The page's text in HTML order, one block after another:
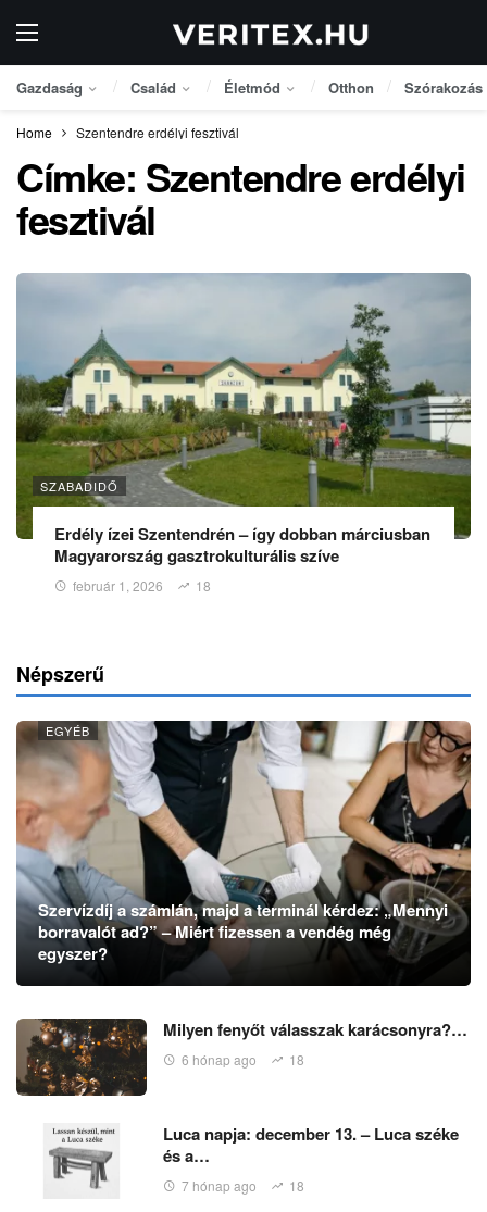
Gazdaság Család Életmód Otthon Szórakozás
Home Szentendre erdélyi fesztivál
Címke: Szentendre erdélyi
fesztivál
SZABADIDŐ
Erdély ízei Szentendrén – így dobban márciusban
Magyarország gasztrokulturális szíve
február 1, 2026 18
Népszerű
EGYÉB
Szervízdíj a számlán, majd a terminál kérdez: „Mennyi
borravalót ad?” – Miért fizessen a vendég még
egyszer?
Milyen fenyőt válasszak karácsonyra?…
6 hónap ago 18
Luca napja: december 13. – Luca széke
és a…
7 hónap ago 18